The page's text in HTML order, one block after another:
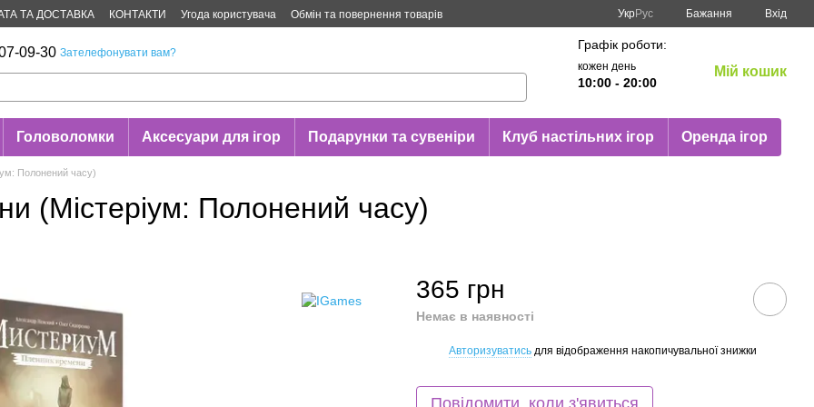
ТА ДОСТАВКА КОНТАКТИ Угода користувача
Обмін та повернення товарів
УкрРус Бажання Вхід
09-30 Зателефонувати вам?
Графік роботи:
кожен день
10:00 - 20:00
Мій кошик
Головоломки Аксесуари для ігор Подарунки та сувеніри Клуб настільних ігор Оренда ігор
Полонений часу)
(Містеріум: Полонений часу)
365 грн
Немає в наявності
Авторизуватись для відображення накопичувальної знижки
Повідомити, коли з'явиться